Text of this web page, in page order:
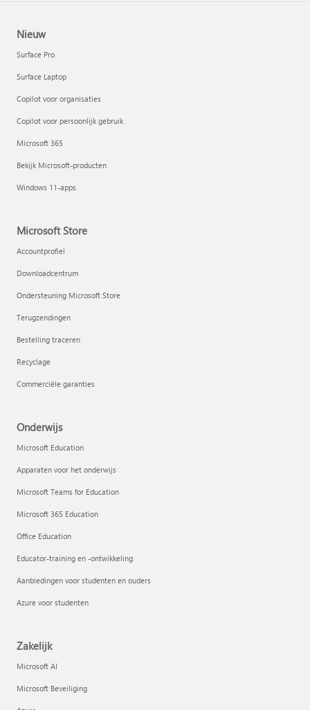
Nieuw
Surface Pro
Surface Laptop
Copilot voor organisaties
Copilot voor persoonlijk gebruik
Microsoft 365
Bekijk Microsoft-producten
Windows 11-apps
Microsoft Store
Accountprofiel
Downloadcentrum
Ondersteuning Microsoft Store
Terugzendingen
Bestelling traceren
Recyclage
Commerciële garanties
Onderwijs
Microsoft Education
Apparaten voor het onderwijs
Microsoft Teams for Education
Microsoft 365 Education
Office Education
Educator-training en -ontwikkeling
Aanbiedingen voor studenten en ouders
Azure voor studenten
Zakelijk
Microsoft AI
Microsoft Beveiliging